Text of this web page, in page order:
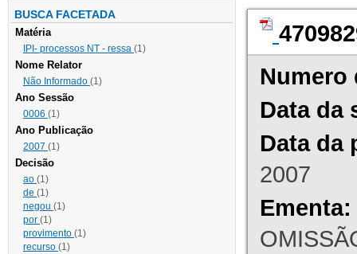
BUSCA FACETADA
Matéria
IPI- processos NT - ressa (1)
Nome Relator
Não Informado (1)
Ano Sessão
0006 (1)
Ano Publicação
2007 (1)
Decisão
ao (1)
de (1)
negou (1)
por (1)
provimento (1)
recurso (1)
Numero
Data da
Data da
2007
Ementa: